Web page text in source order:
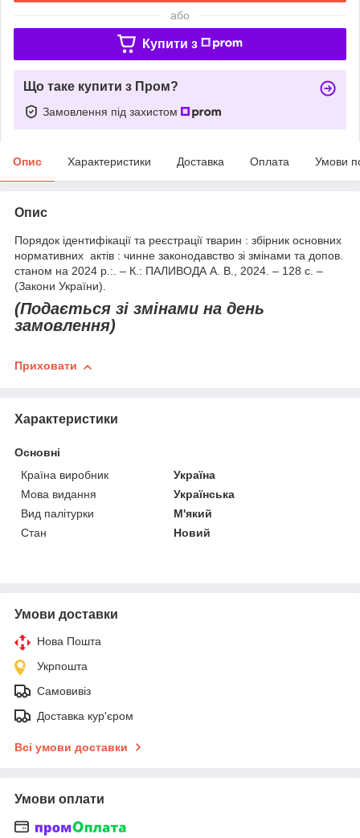
або
Купити з
Що таке купити з Пром?
Замовлення під захистом
Опис Характеристики Доставка Оплата Умови
Опис
Порядок ідентифікації та реєстрації тварин : збірник основних
нормативних актів : чинне законодавство зі змінами та допов.
станом на 2024 р.:. – К.: ПАЛИВОДА А. В., 2024. – 128 с. –
(Закони України).
(Подається зі змінами на день
замовлення)
Приховати
Характеристики
Основні
Країна виробник
Україна
Мова видання
Українська
Вид палітурки
М'який
Стан
Новий
Умови доставки
Нова Пошта
Укрпошта
Самовивіз
Доставка кур'єром
Всі умови доставки
Умови оплати